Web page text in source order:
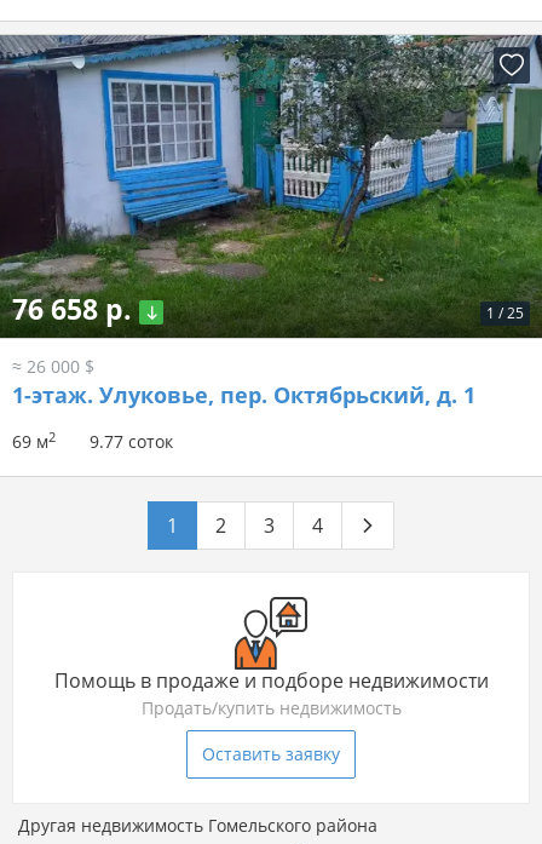
1 /25
76 658 р.
≈ 26 000 $
1-этаж. Улуковье, пер. Октябрьский, д. 1
69 м2 9.77 соток
1 2 3 4
Помощь в продаже и подборе недвижимости
Продать/купить недвижимость
Оставить заявку
Другая недвижимость Гомельского района